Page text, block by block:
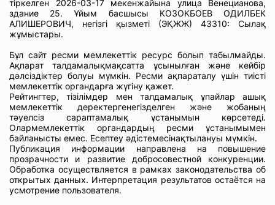
тіркелген 2026-03-17 мекенжайына улица Венецианова,
здание 25. Ұйым басшысы КОЗОКБОЕВ ОДИЛБЕК
АЛИШЕРОВИЧ, негізгі қызметі (ЭҚЖЖ) 43310: Сылақ
жұмыстары.
Бұл сайт ресми мемлекеттік ресурс болып табылмайды.
Ақпарат талдамалықмақсатта ұсынылған және кейбір
дәлсіздіктер болуы мүмкін. Ресми ақпараталу үшін тиісті
мемлекеттік органдарға жүгіну қажет.
Рейтингтер, тізілімдер мен талдамалық ұпайлар ашық
мемлекеттік деректергенегізделген және жобаның
тәуелсіз сараптамалық ұстанымын көрсетеді.
Олармемлекеттік органдардың ресми ұстанымымен
байланысты емес. Есептеу әдістемесінақтылануы мүмкін.
Публикация информации направлена на повышение
прозрачности и развитие добросовестной конкуренции.
Обработка осуществляется в рамках законодательства об
открытых данных. Интерпретация результатов остаётся на
усмотрение пользователя.